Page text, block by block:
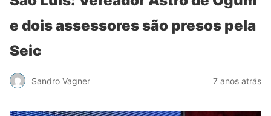
e dois assessores são presos pela
Seic
Sandro Vagner 7 anos atrás